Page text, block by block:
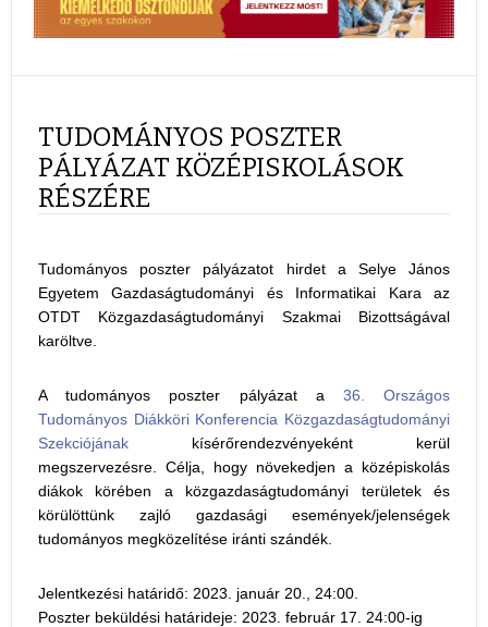
TUDOMÁNYOS POSZTER
PÁLYÁZAT KÖZÉPISKOLÁSOK
RÉSZÉRE
Tudományos poszter pályázatot hirdet a Selye János
Egyetem Gazdaságtudományi és Informatikai Kara az
OTDT Közgazdaságtudományi Szakmai Bizottságával
karöltve.
A tudományos poszter pályázat a 36. Országos
Tudományos Diákköri Konferencia Közgazdaságtudományi
Szekciójának kísérőrendezvényeként kerül
megszervezésre. Célja, hogy növekedjen a középiskolás
diákok körében a közgazdaságtudományi területek és
körülöttünk zajló gazdasági események/jelenségek
tudományos megközelítése iránti szándék.
Jelentkezési határidő: 2023. január 20., 24:00.
Poszter beküldési határideje: 2023. február 17. 24:00-ig